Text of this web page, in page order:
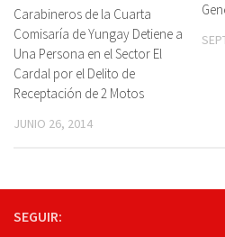
Carabineros de la Cuarta
Comisaría de Yungay Detiene a
Una Persona en el Sector El
Cardal por el Delito de
Receptación de 2 Motos
JUNIO 26, 2014
SEGUIR: